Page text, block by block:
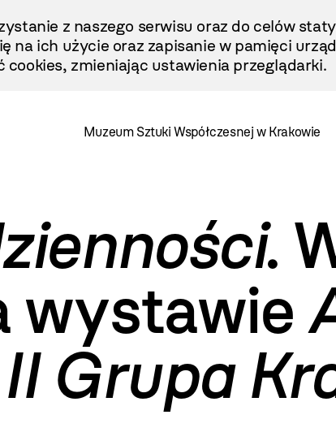
z naszego serwisu oraz do celów
na ich użycie oraz zapisanie w pamięci
cookies, zmieniając ustawienia przeglądarki.
Muzeum Sztuki Współczesnej w Krakowie
.
wystawie
Grupa